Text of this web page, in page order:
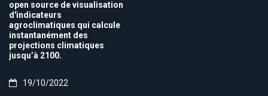
open source de visualisation
d'indicateurs
agroclimatiques qui calcule
instantanément des
projections climatiques
jusqu’à 2100.
19/10/2022